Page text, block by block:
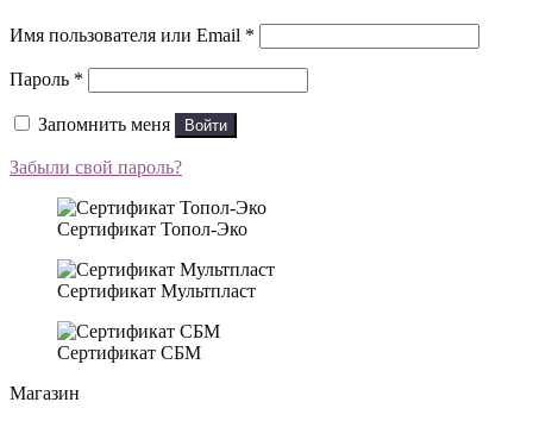
Имя пользователя или Email *
Пароль *
Запомнить меня Войти
Забыли свой пароль?
Сертификат Топол-Эко
Сертификат Мультпласт
Сертификат СБМ
Магазин